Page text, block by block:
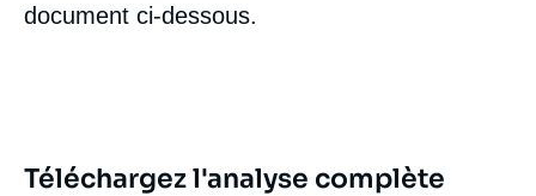
document ci-dessous.
Téléchargez l'analyse complète
janvier 2018.